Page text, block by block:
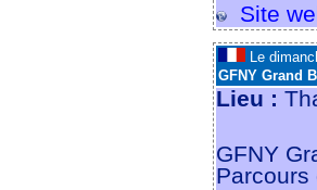
Site
Le
GFNY Grand
Lieu :
GFNY
Parcours